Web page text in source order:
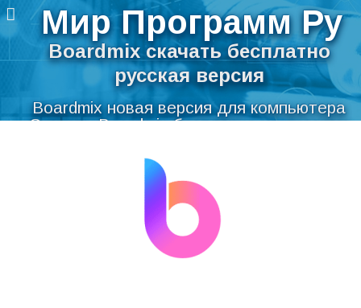
Мир Программ Ру
Boardmix скачать бесплатно
русская версия
Boardmix новая версия для компьютера
Скачать Boardmix бесплатно на русском
Графика
>